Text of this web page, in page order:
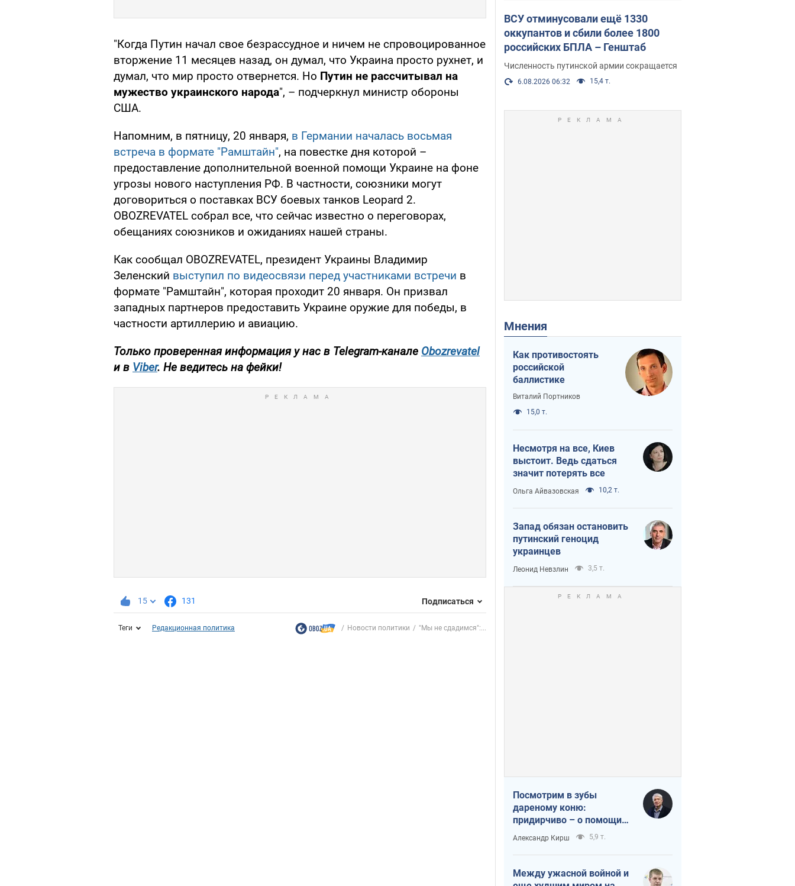
"Когда Путин начал свое безрассудное и ничем не спровоцированное
вторжение 11 месяцев назад, он думал, что Украина просто рухнет, и
думал, что мир просто отвернется. Но Путин не рассчитывал на
мужество украинского народа", – подчеркнул министр обороны
США.
Напомним, в пятницу, 20 января, в Германии началась восьмая
встреча в формате "Рамштайн", на повестке дня которой –
предоставление дополнительной военной помощи Украине на фоне
угрозы нового наступления РФ. В частности, союзники могут
договориться о поставках ВСУ боевых танков Leopard 2.
OBOZREVATEL собрал все, что сейчас известно о переговорах,
обещаниях союзников и ожиданиях нашей страны.
Как сообщал OBOZREVATEL, президент Украины Владимир
Зеленский выступил по видеосвязи перед участниками встречи в
формате "Рамштайн", которая проходит 20 января. Он призвал
западных партнеров предоставить Украине оружие для победы, в
частности артиллерию и авиацию.
Только проверенная информация у нас в Telegram-канале Obozrevatel
и в Viber. Не ведитесь на фейки!
15 131 Подписаться
Теги Редакционная политика Новости политики "Мы не сдадимся":...
ВСУ отминусовали ещё 1330
оккупантов и сбили более 1800
российских БПЛА – Генштаб
Численность путинской армии сокращается
6.08.2026 06:32 15,4 т.
Мнения
Как противостоять
российской
баллистике
Виталий Портников
15,0 т.
Несмотря на все, Киев
выстоит. Ведь сдаться
значит потерять все
Ольга Айвазовская 10,2 т.
Запад обязан остановить
путинский геноцид
украинцев
Леонид Невзлин 3,5 т.
Посмотрим в зубы
дареному коню:
придирчиво – о помощи
Украине
Александр Кирш 5,9 т.
Между ужасной войной и